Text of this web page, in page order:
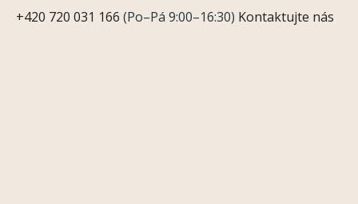
+420 720 031 166 (Po–Pá 9:00–16:30) Kontaktujte nás